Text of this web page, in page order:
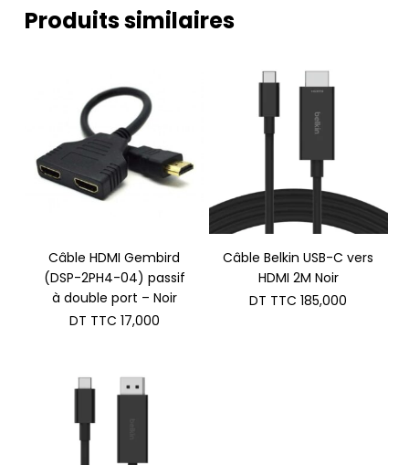
Produits similaires
Câble HDMI Gembird
(DSP-2PH4-04) passif
à double port – Noir
DT TTC 17,000
Câble Belkin USB-C vers
HDMI 2M Noir
DT TTC 185,000